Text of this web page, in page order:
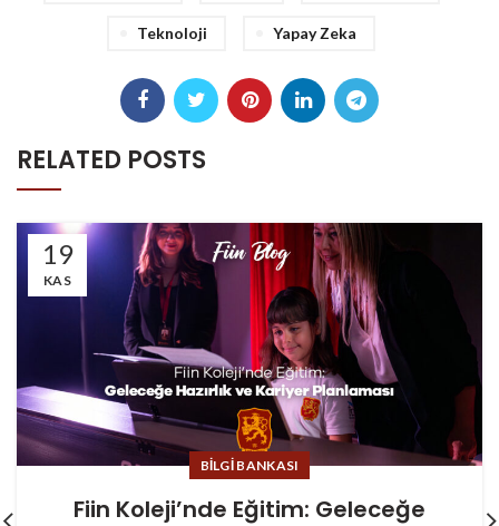
Teknoloji Yapay Zeka
RELATED POSTS
19
KAS
BILGI BANKASI
Fiin Koleji’nde Eğitim: Geleceğe